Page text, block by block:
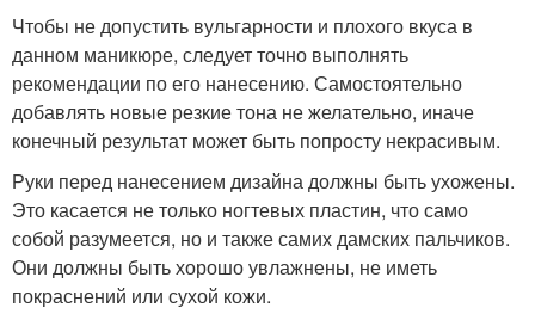
Чтобы не допустить вульгарности и плохого вкуса в
данном маникюре, следует точно выполнять
рекомендации по его нанесению. Самостоятельно
добавлять новые резкие тона не желательно, иначе
конечный результат может быть попросту некрасивым.
Руки перед нанесением дизайна должны быть ухожены.
Это касается не только ногтевых пластин, что само
собой разумеется, но и также самих дамских пальчиков.
Они должны быть хорошо увлажнены, не иметь
покраснений или сухой кожи.